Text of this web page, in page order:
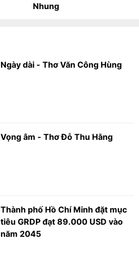
Nhung
Ngày dài - Thơ Văn Công Hùng
Vọng âm - Thơ Đỗ Thu Hằng
Thành phố Hồ Chí Minh đặt mục
tiêu GRDP đạt 89.000 USD vào
năm 2045